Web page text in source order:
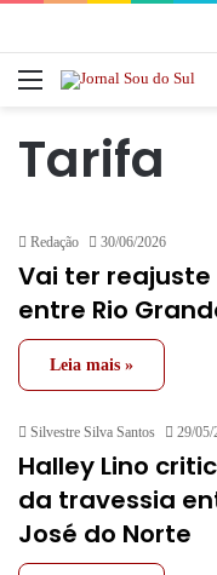
Menu
Tarifa
Redação 30/06/2026
Vai ter
entre Rio
Leia mais »
Silvestre Silva Santos 29/05/
Halley Lino
da travessia
José do Norte